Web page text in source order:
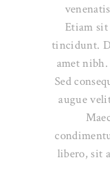
Etiam
tincidunt.
amet nibh.
Sed
augue
libero, sit